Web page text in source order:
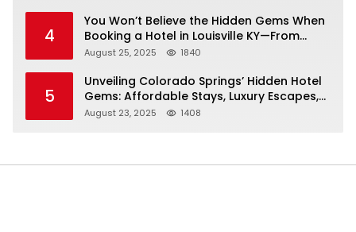
4
You Won’t Believe the Hidden Gems When
Booking a Hotel in Louisville KY—From
Cheap to Luxe!
August 25, 2025 1840
5
Unveiling Colorado Springs’ Hidden Hotel
Gems: Affordable Stays, Luxury Escapes,
and Everything In Between!
August 23, 2025 1408